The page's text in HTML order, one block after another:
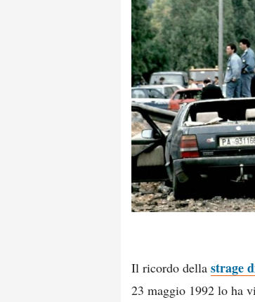
Il ricordo della strage
23 maggio 1992 lo ha